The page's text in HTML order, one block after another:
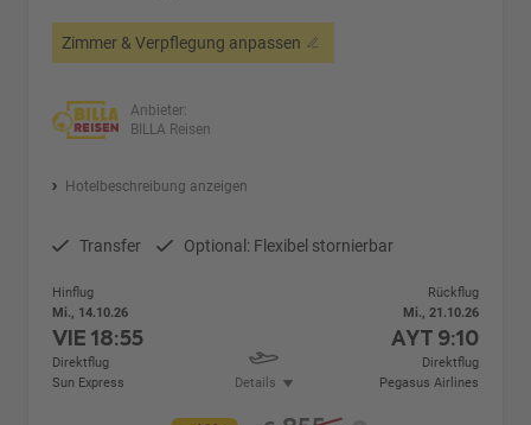
Zimmer & Verpflegung anpassen
Anbieter:
BILLA Reisen
Hotelbeschreibung anzeigen
Transfer Optional: Flexibel stornierbar
Hinflug
Mi., 14.10.26
VIE18:55
Direktflug
Sun Express
Details
Rückflug
Mi., 21.10.26
AYT 9:10
Direktflug
Pegasus Airlines